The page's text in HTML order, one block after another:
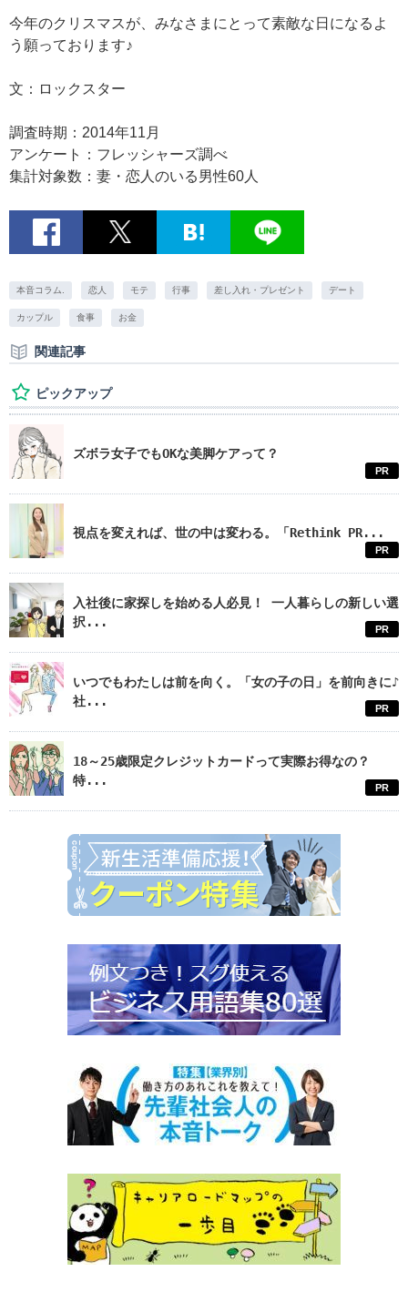
今年のクリスマスが、みなさまにとって素敵な日になるよ
う願っております♪
文：ロックスター
調査時期：2014年11月
アンケート：フレッシャーズ調べ
集計対象数：妻・恋人のいる男性60人
本音コラム. 恋人 モテ 行事 差し入れ・プレゼント デート
カップル 食事 お金
関連記事
ピックアップ
ズボラ女子でもOKな美脚ケアって？
PR
視点を変えれば、世の中は変わる。「Rethink PR...
PR
入社後に家探しを始める人必見！ 一人暮らしの新しい選
択...
PR
いつでもわたしは前を向く。「女の子の日」を前向きに♪
社...
PR
18～25歳限定クレジットカードって実際お得なの？
特...
PR